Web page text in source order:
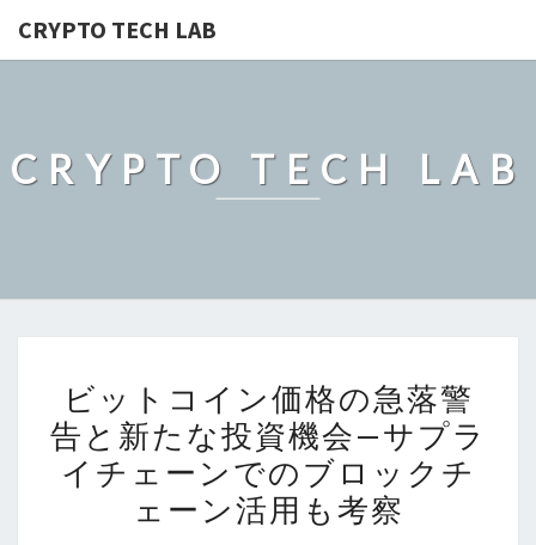
CRYPTO TECH LAB
CRYPTO TECH LAB
ッ
ト
コ
イ
ン
ビットコイン価格の急落警
告と新たな投資機会—サプラ
イチェーンでのブロックチ
ェーン活用も考察